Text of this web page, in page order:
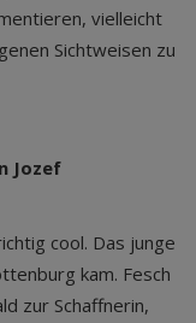
vielleicht
Sichtweisen zu
Jozef
cool. Das junge
kam. Fesch
zur Schaffnerin,